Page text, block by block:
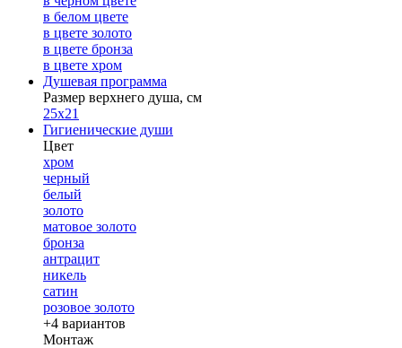
в белом цвете
в цвете золото
в цвете бронза
в цвете хром
Душевая программа
Размер верхнего душа, см
25х21
Гигиенические души
Цвет
хром
черный
белый
золото
матовое золото
бронза
антрацит
никель
сатин
розовое золото
+4 вариантов
Монтаж